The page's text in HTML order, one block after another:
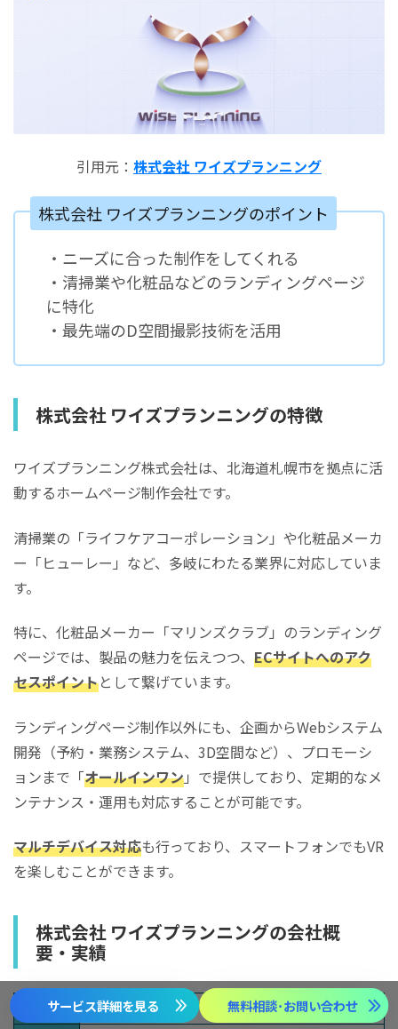
引用元： 株式会社 ワイズプランニング
株式会社 ワイズプランニングのポイント
・ニーズに合った制作をしてくれる
・清掃業や化粧品などのランディングページ
に特化
・最先端のD空間撮影技術を活用
株式会社 ワイズプランニングの特徴
ワイズプランニング株式会社は、北海道札幌市を拠点に活
動するホームページ制作会社です。
清掃業の「ライフケアコーポレーション」や化粧品メーカ
ー「ヒューレー」など、多岐にわたる業界に対応していま
す。
特に、化粧品メーカー「マリンズクラブ」のランディング
ページでは、製品の魅力を伝えつつ、 ECサイトへのアク
セスポイントとして繋げています。
ランディングページ制作以外にも、企画からWebシステム
開発（予約・業務システム、3D空間など）、プロモーシ
ョンまで「オールインワン」で提供しており、定期的なメ
ンテナンス・運用も対応することが可能です。
マルチデバイス対応も行っており、スマートフォンでもVR
を楽しむことができます。
株式会社 ワイズプランニングの会社概
要・実績
会社名 株式会社 ワイズプランニング
サービス詳細を見る 無料相談･お問い合わせ